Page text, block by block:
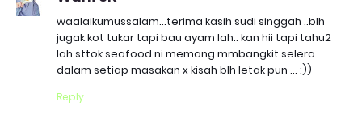
waalaikumussalam...terima kasih sudi singgah ..blh
jugak kot tukar tapi bau ayam lah.. kan hii tapi tahu2
lah sttok seafood ni memang mmbangkit selera
dalam setiap masakan x kisah blh letak pun ... :))
Reply